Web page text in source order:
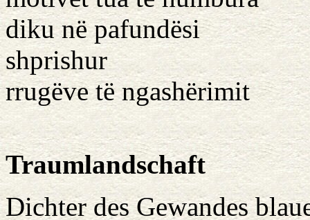
diku në pafundësi
shprishur
rrugëve të ngashërimit
Traumlandschaft
Dichter des Gewandes